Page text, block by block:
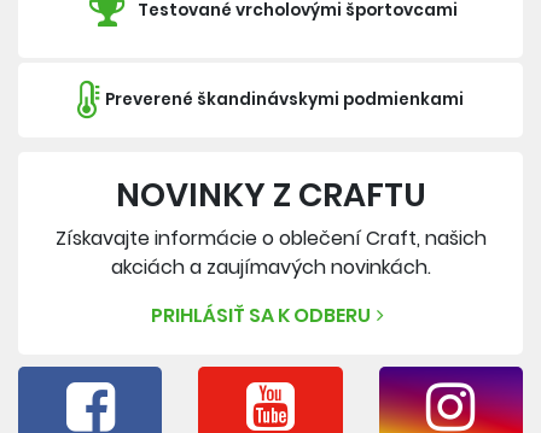
Testované vrcholovými športovcami
Preverené škandinávskymi podmienkami
NOVINKY Z CRAFTU
Získavajte informácie o oblečení Craft, našich
akciách a zaujímavých novinkách.
PRIHLÁSIŤ SA K ODBERU